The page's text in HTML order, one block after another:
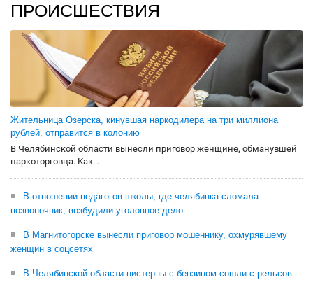
ПРОИСШЕСТВИЯ
Жительница Озерска, кинувшая наркодилера на три миллиона
рублей, отправится в колонию
В Челябинской области вынесли приговор женщине, обманувшей
наркоторговца. Как...
В отношении педагогов школы, где челябинка сломала
позвоночник, возбудили уголовное дело
В Магнитогорске вынесли приговор мошеннику, охмурявшему
женщин в соцсетях
В Челябинской области цистерны с бензином сошли с рельсов